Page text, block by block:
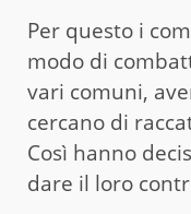
Per questo i
modo di
vari comuni,
cercano di
Così hanno
dare il loro